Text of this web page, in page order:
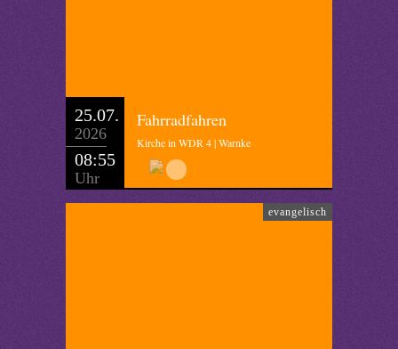
25.07.
2026
08:55
Uhr
Fahrradfahren
Kirche in WDR 4 | Warnke
evangelisch